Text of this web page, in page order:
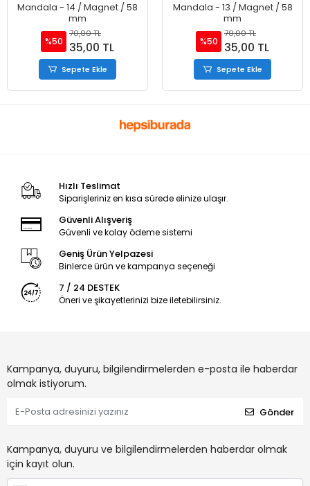
Mandala - 14 / Magnet / 58
mm
%50
70,00 TL
35,00 TL
Sepete Ekle
Mandala - 13 / Magnet / 58
mm
%50
70,00 TL
35,00 TL
Sepete Ekle
Hızlı Teslimat
Siparişleriniz en kısa sürede elinize ulaşır.
Güvenli Alışveriş
Güvenli ve kolay ödeme sistemi
Geniş Ürün Yelpazesi
Binlerce ürün ve kampanya seçeneği
7 / 24 DESTEK
Öneri ve şikayetlerinizi bize iletebilirsiniz.
Kampanya, duyuru, bilgilendirmelerden e-posta ile haberdar
olmak istiyorum.
Gönder
Kampanya, duyuru ve bilgilendirmelerden haberdar olmak
için kayıt olun.